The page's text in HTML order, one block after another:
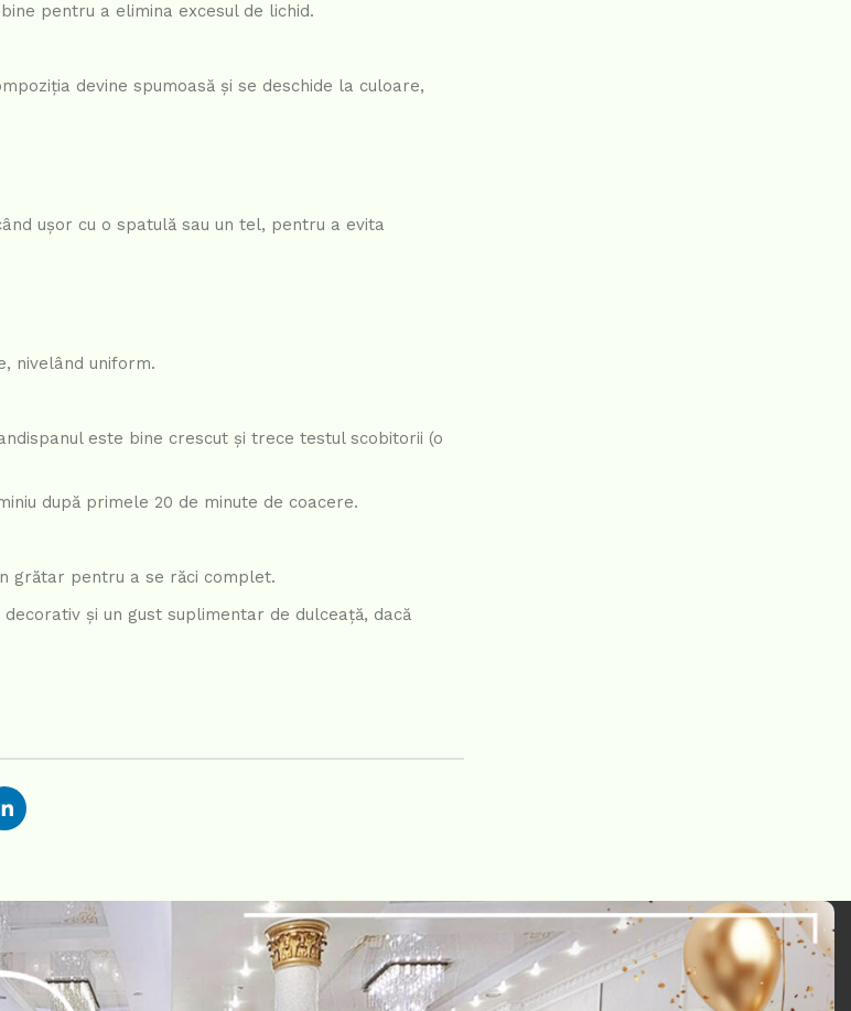
pentru a elimina excesul de lichid.
devine spumoasă și se deschide la culoare,
ușor cu o spatulă sau un tel, pentru a evita
nivelând uniform.
este bine crescut și trece testul scobitorii (o
după primele 20 de minute de coacere.
grătar pentru a se răci complet.
și un gust suplimentar de dulceață, dacă